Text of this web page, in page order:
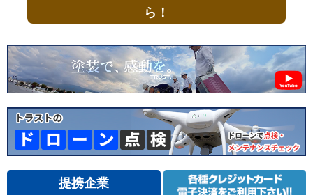
ら！
提携企業